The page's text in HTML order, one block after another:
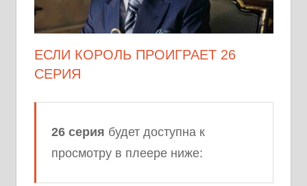
ЕСЛИ КОРОЛЬ ПРОИГРАЕТ 26
СЕРИЯ
26 серия будет доступна к
просмотру в плеере ниже: